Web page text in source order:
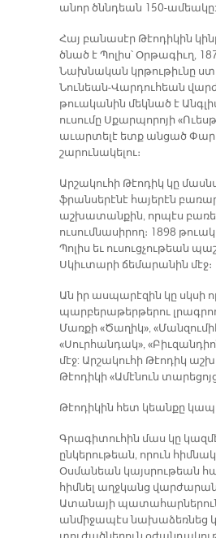
անոր ծննդեան 150-ամեակը:
Հայ բանասէր Թէոդիկին
ծնած է Պոլիս՝ Օրթագիւղ,
Նախնական կրթութիւնը
Նունեան-Վարդուհեան
թուականին մեկնած է
ուսումը Սքարպորոյի
աւարտելէ ետք անցած
շարունակելու։
Արշակուհի Թէոդիկ կը
ֆրանսերէնէ հայերէն
աշխատանքին, որպէս
ուսումնասիրող։ 1898
Պոլիս եւ ուսուցչութեան
Սկիւտարի ճեմարանին մէջ։
Ան իր ասպարէզին կը սկսի
պարբերաթերթերու
Մառքի «Ծաղիկ»,
«Սուրհանդակ»,
մէջ: Արշակուհի Թէոդիկ
Թէոդիկի «Ամէնուն
Թէոդիկին հետ կեանքը
Գրագիտուհին մաս կը
ընկերութեան, որուն
Օսմանեան կայսրութեան
հիմնել աղջկանց
Ատանայի պատահարներուն,
անմիջապէս նախաձեռնեց